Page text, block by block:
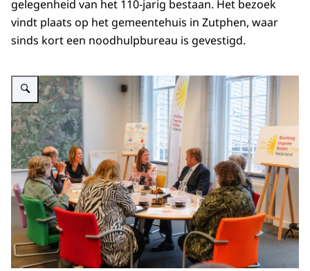
gelegenheid van het 110-jarig bestaan. Het bezoek
vindt plaats op het gemeentehuis in Zutphen, waar
sinds kort een noodhulpbureau is gevestigd.
Vergroot afbeelding Koning Willem-Alexander bezoekt Stichting Urgente